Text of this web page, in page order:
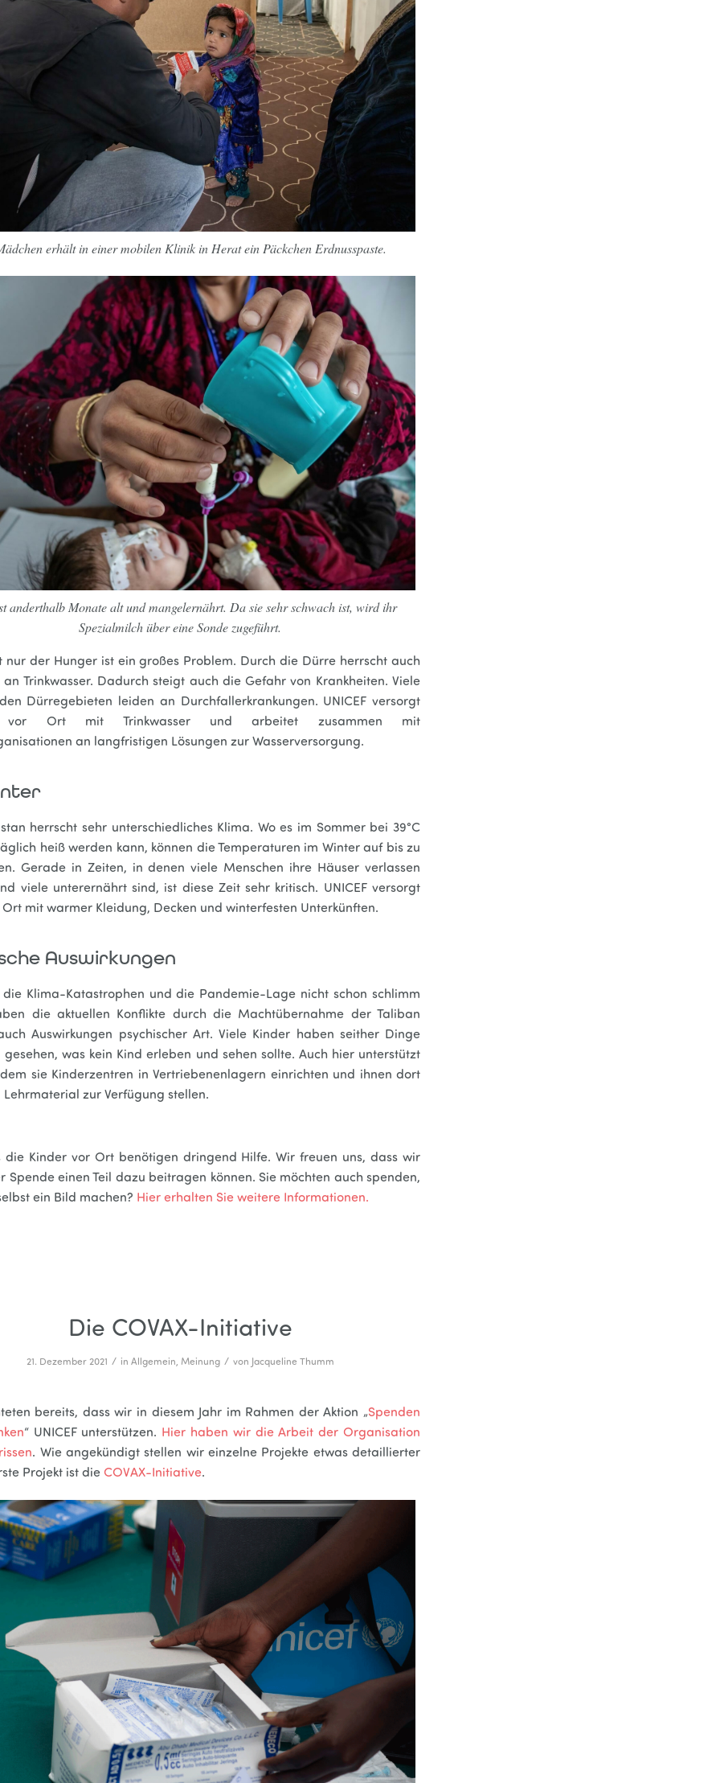
erhält in einer mobilen Klinik in Herat ein Päckchen Erdnusspaste.
anderthalb Monate alt und mangelernährt. Da sie sehr schwach ist, wird ihr
Spezialmilch über eine Sonde zugeführt.
nur der Hunger ist ein großes Problem. Durch die Dürre herrscht auch
Trinkwasser. Dadurch steigt auch die Gefahr von Krankheiten. Viele
Dürregebieten leiden an Durchfallerkrankungen. UNICEF versorgt
vor Ort mit Trinkwasser und arbeitet zusammen mit
an langfristigen Lösungen zur Wasserversorgung.
herrscht sehr unterschiedliches Klima. Wo es im Sommer bei 39°C
heiß werden kann, können die Temperaturen im Winter auf bis zu
Gerade in Zeiten, in denen viele Menschen ihre Häuser verlassen
viele unterernährt sind, ist diese Zeit sehr kritisch. UNICEF versorgt
mit warmer Kleidung, Decken und winterfesten Unterkünften.
Auswirkungen
Klima-Katastrophen und die Pandemie-Lage nicht schon schlimm
die aktuellen Konflikte durch die Machtübernahme der Taliban
Auswirkungen psychischer Art. Viele Kinder haben seither Dinge
was kein Kind erleben und sehen sollte. Auch hier unterstützt
sie Kinderzentren in Vertriebenenlagern einrichten und ihnen dort
zur Verfügung stellen.
die Kinder vor Ort benötigen dringend Hilfe. Wir freuen uns, dass wir
Spende einen Teil dazu beitragen können. Sie möchten auch spenden,
ein Bild machen? Hier erhalten Sie weitere Informationen.
Die COVAX-Initiative
21. Dezember 2021 / in Allgemein, Meinung / von Jacqueline Thumm
bereits, dass wir in diesem Jahr im Rahmen der Aktion „Spenden
“ UNICEF unterstützen. Hier haben wir die Arbeit der Organisation
. Wie angekündigt stellen wir einzelne Projekte etwas detaillierter
Projekt ist die COVAX-Initiative.